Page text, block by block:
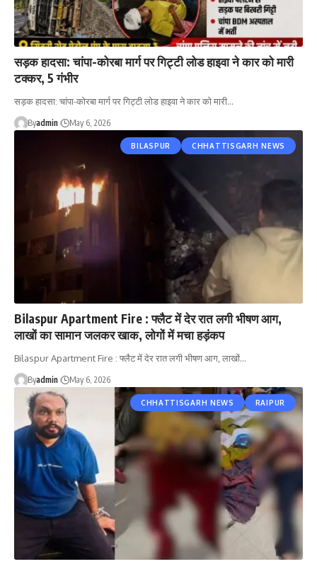
सड़क हादसा: चांपा-कोरबा मार्ग पर गिट्टी लोड हाइवा ने कार को मारी
टक्कर, 5 गंभीर
सड़क हादसा: चांपा-कोरबा मार्ग पर गिट्टी लोड हाइवा ने कार को मारी…
Byadmin May 6, 2026
BILASPUR CHHATTISGARH NEWS
Bilaspur Apartment Fire : फ्लैट में देर रात लगी भीषण आग,
लाखों का सामान जलकर खाक, लोगों में मचा हड़ंकप
Bilaspur Apartment Fire : फ्लैट में देर रात लगी भीषण आग, लाखों…
Byadmin May 6, 2026
CHHATTISGARH NEWS RAIPUR